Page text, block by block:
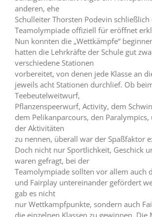
anderen, ehe
Schulleiter Thorsten Podevin schließlich
Teamolympiade offiziell für eröffnet
Nun konnten die „Wettkämpfe“
hatten die Lehrkräfte der Schule gut
verschiedene Stationen
vorbereitet, von denen jede Klasse an
jeweils acht Stationen durchlief. Ob
Teebeutelweitwurf,
Pflanzenspeerwurf, Activity, dem
dem Pelikanparcours, den
der Aktivitäten
zu nennen, überall war der Spaßfaktor
Doch nicht nur Sportlichkeit, Geschick
waren gefragt, bei der
Teamolympiade sollten vor allem auch
und Fairplay untereinander gefördert
gab es nicht
nur Wettkampfpunkte, sondern auch